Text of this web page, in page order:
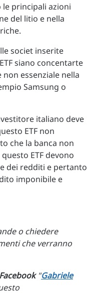
le principali azioni
del litio e nella
societ inserite
siano concentarte
essenziale nella
Samsung o
italiano deve
ETF non
che la banca non
ETF devono
dei redditi e pertanto
imponibile e
o chiedere
che verranno
Facebook"Gabriele